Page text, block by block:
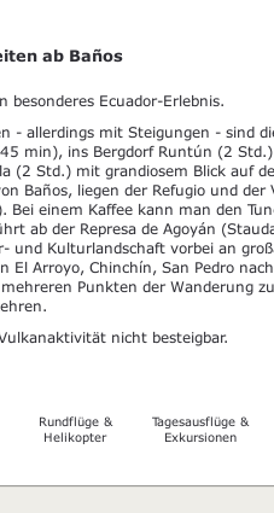
ab Baños
besonderes Ecuador-Erlebnis.
- allerdings mit Steigungen - sind
min), ins Bergdorf Runtún (2
(2 Std.) mit grandiosem Blick auf
Baños, liegen der Refugio und
Bei einem Kaffee kann man den
ab der Represa de Agoyán
und Kulturlandschaft vorbei an
El Arroyo, Chinchín, San Pedro
Punkten der Wanderung
nicht besteigbar.
Rundflüge &
Helikopter
Tagesausflüge &
Exkursionen